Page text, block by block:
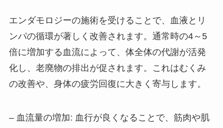
エンダモロジーの施術を受けることで、血液とリ
ンパの循環が著しく改善されます。通常時の4～5
倍に増加する血流によって、体全体の代謝が活発
化し、老廃物の排出が促されます。これはむくみ
の改善や、身体の疲労回復に大きく寄与します。
– 血流量の増加: 血行が良くなることで、筋肉や肌